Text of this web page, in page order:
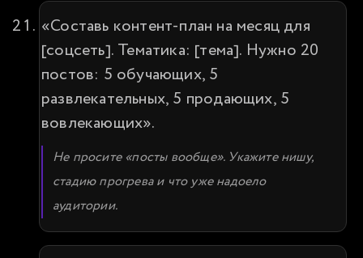
«Составь контент-план на месяц для
[соцсеть]. Тематика: [тема]. Нужно 20
постов: 5 обучающих, 5
развлекательных, 5 продающих, 5
вовлекающих».
Не просите «посты вообще». Укажите нишу,
стадию прогрева и что уже надоело
аудитории.